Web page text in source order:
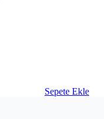
Sepete Ekle